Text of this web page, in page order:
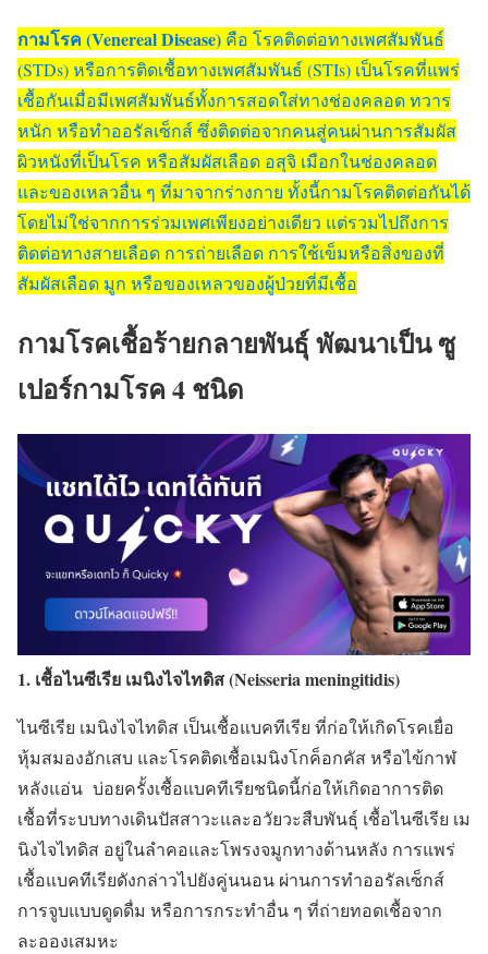
กามโรค (Venereal Disease) คือ โรคติดต่อทางเพศสัมพันธ์
(STDs) หรือการติดเชื้อทางเพศสัมพันธ์ (STIs) เป็นโรคที่แพร่
เชื้อกันเมื่อมีเพศสัมพันธ์ทั้งการสอดใส่ทางช่องคลอด ทวาร
หนัก หรือทำออรัลเซ็กส์ ซึ่งติดต่อจากคนสู่คนผ่านการสัมผัส
ผิวหนังที่เป็นโรค หรือสัมผัสเลือด อสุจิ เมือกในช่องคลอด
และของเหลวอื่น ๆ ที่มาจากร่างกาย ทั้งนี้กามโรคติดต่อกันได้
โดยไม่ใช่จากการร่วมเพศเพียงอย่างเดียว แต่รวมไปถึงการ
ติดต่อทางสายเลือด การถ่ายเลือด การใช้เข็มหรือสิ่งของที่
สัมผัสเลือด มูก หรือของเหลวของผู้ป่วยที่มีเชื้อ
กามโรคเชื้อร้ายกลายพันธุ์ พัฒนาเป็น ซู
เปอร์กามโรค 4 ชนิด
1. เชื้อไนซีเรีย เมนิงไจไทดิส (Neisseria meningitidis)
ไนซีเรีย เมนิงไจไทดิส เป็นเชื้อแบคทีเรีย ที่ก่อให้เกิดโรคเยื่อ
หุ้มสมองอักเสบ และโรคติดเชื้อเมนิงโกค็อกคัส หรือไข้กาฬ
หลังแอ่น บ่อยครั้งเชื้อแบคทีเรียชนิดนี้ก่อให้เกิดอาการติด
เชื้อที่ระบบทางเดินปัสสาวะและอวัยวะสืบพันธุ์ เชื้อไนซีเรีย เม
นิงไจไทดิส อยู่ในลำคอและโพรงจมูกทางด้านหลัง การแพร่
เชื้อแบคทีเรียดังกล่าวไปยังคู่นนอน ผ่านการทำออรัลเซ็กส์
การจูบแบบดูดดื่ม หรือการกระทำอื่น ๆ ที่ถ่ายทอดเชื้อจาก
ละอองเสมหะ